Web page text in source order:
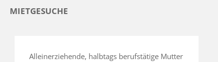
MIETGESUCHE
Alleinerziehende, halbtags berufstätige Mutter